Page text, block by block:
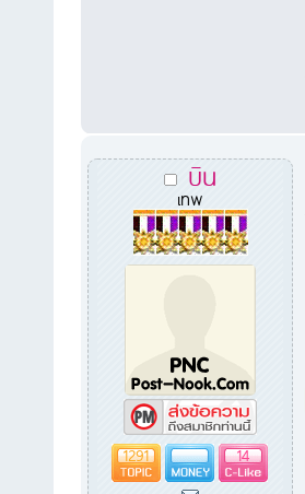
บิน
เทพ
1291 14